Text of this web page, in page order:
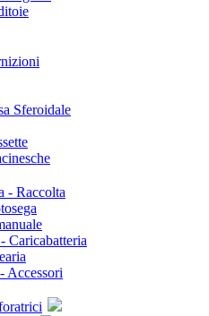
Sferoidale
- Raccolta
Caricabatteria
Accessori